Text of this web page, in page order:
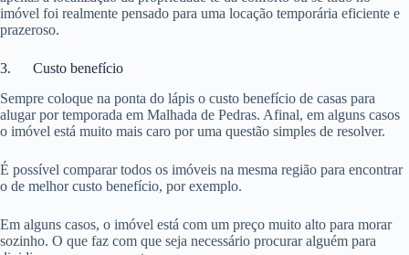
imóvel foi realmente pensado para uma locação temporária eficiente e
prazeroso.
3. Custo benefício
Sempre coloque na ponta do lápis o custo benefício de casas para
alugar por temporada em Malhada de Pedras. Afinal, em alguns casos
o imóvel está muito mais caro por uma questão simples de resolver.
É possível comparar todos os imóveis na mesma região para encontrar
o de melhor custo benefício, por exemplo.
Em alguns casos, o imóvel está com um preço muito alto para morar
sozinho. O que faz com que seja necessário procurar alguém para